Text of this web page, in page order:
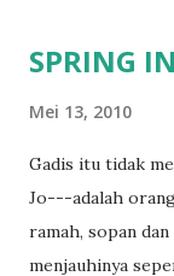
jika kau tak ada
tak akan pernah
SPRING
Mei 13, 2010
Gadis itu tidak
Jo---adalah
ramah, sopan
menjauhinya